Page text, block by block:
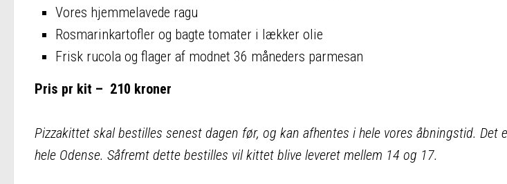
Vores hjemmelavede ragu
Rosmarinkartofler og bagte tomater i lækker olie
Frisk rucola og flager af modnet 36 måneders parmesan
Pris pr kit – 210 kroner
Pizzakittet skal bestilles senest dagen før, og kan afhentes i hele vores åbningstid. Det
hele Odense. Såfremt dette bestilles vil kittet blive leveret mellem 14 og 17.